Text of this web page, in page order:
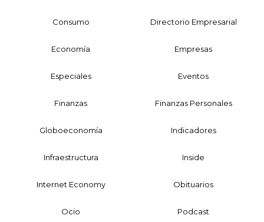
Consumo Directorio Empresarial
Economía Empresas
Especiales Eventos
Finanzas Finanzas Personales
Globoeconomía Indicadores
Infraestructura Inside
Internet Economy Obituarios
Ocio Podcast